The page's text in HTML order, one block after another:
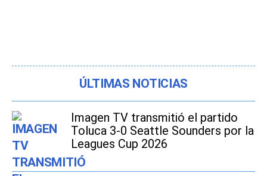
ÚLTIMAS NOTICIAS
Imagen TV transmitió el partido
Toluca 3-0 Seattle Sounders por la
Leagues Cup 2026